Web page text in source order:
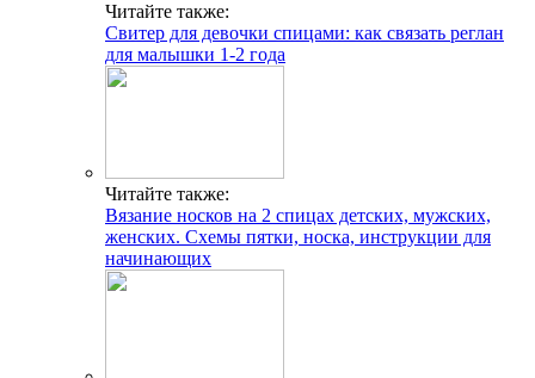
Читайте также:
Свитер для девочки спицами: как связать реглан
для малышки 1-2 года
Читайте также:
Вязание носков на 2 спицах детских, мужских,
женских. Схемы пятки, носка, инструкции для
начинающих